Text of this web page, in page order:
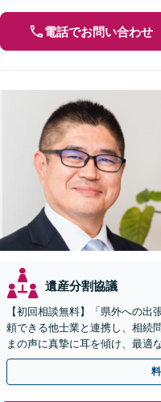
電話でお問い合わせ
遺産分割協議
【初回相談無料】「県外への
頼できる他士業と連携し、相続
まの声に真摯に耳を傾け、最適
／寄与分／成年後見／遺留分／